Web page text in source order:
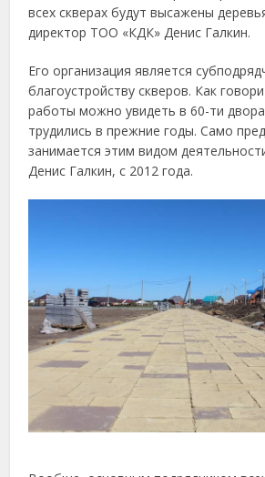
всех скверах будут высажены
директор ТОО «КДК» Денис Галкин.
Его организация является
благоустройству скверов. Как
работы можно увидеть в 60-ти
трудились в прежние годы. Само
занимается этим видом
Денис Галкин, с 2012 года.